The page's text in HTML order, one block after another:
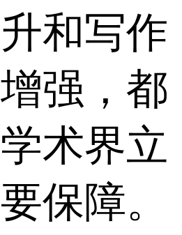
和写作
强，都
术界立
保障。